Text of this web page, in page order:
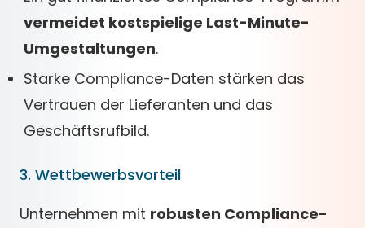
vermeidet kostspielige Last-Minute-
Umgestaltungen.
Starke Compliance-Daten stärken das
Vertrauen der Lieferanten und das
Geschäftsrufbild.
3. Wettbewerbsvorteil
Unternehmen mit robusten Compliance-